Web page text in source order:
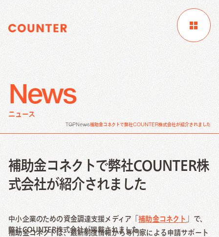
Digital Marketing
Creative Work
Local Media
サイトTOP 企業情報
お客様成功事例 ニュース
資料請求 お問い合わせ サービス
Digital Marketing
Creative Work
News
ニュース
TOPNews補助金コネクトで弊社COUNTER株式会社が紹介されました
補助金コネクトで弊社COUNTER株
式会社が紹介されました
中小企業のための資金調達支援メディア「補助金コネクト
」で、
弊社COUNTER株式会社が掲載されました。
補助金コネクトは、最新制度情報から専門家による申請サポート